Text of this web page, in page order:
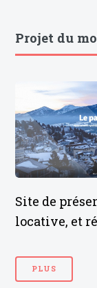
Projet du
Site de
locative, et
PLUS